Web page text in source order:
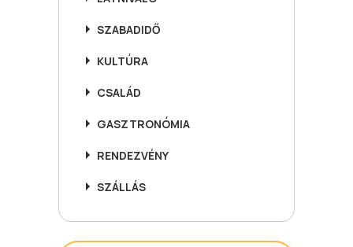
SZABADIDŐ
KULTÚRA
CSALÁD
GASZTRONÓMIA
RENDEZVÉNY
SZÁLLÁS